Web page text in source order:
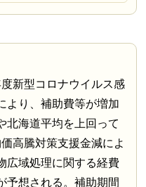
新型コロナウイルス感
より、補助費等が増加
北海道平均を上回って
高騰対策支援金減によ
広域処理に関する経費
予想される。補助期間